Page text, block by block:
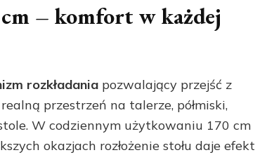
– komfort w każdej
rozkładania pozwalający przejść z
przestrzeń na talerze, półmiski,
W codziennym użytkowaniu 170 cm
okazjach rozłożenie stołu daje efekt